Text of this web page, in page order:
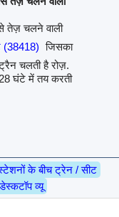
तेज़ चलने वाली
(38418) जिसका
चलती है रोज़.
घंटे में तय करती
के बीच ट्रेन / सीट
व्यू